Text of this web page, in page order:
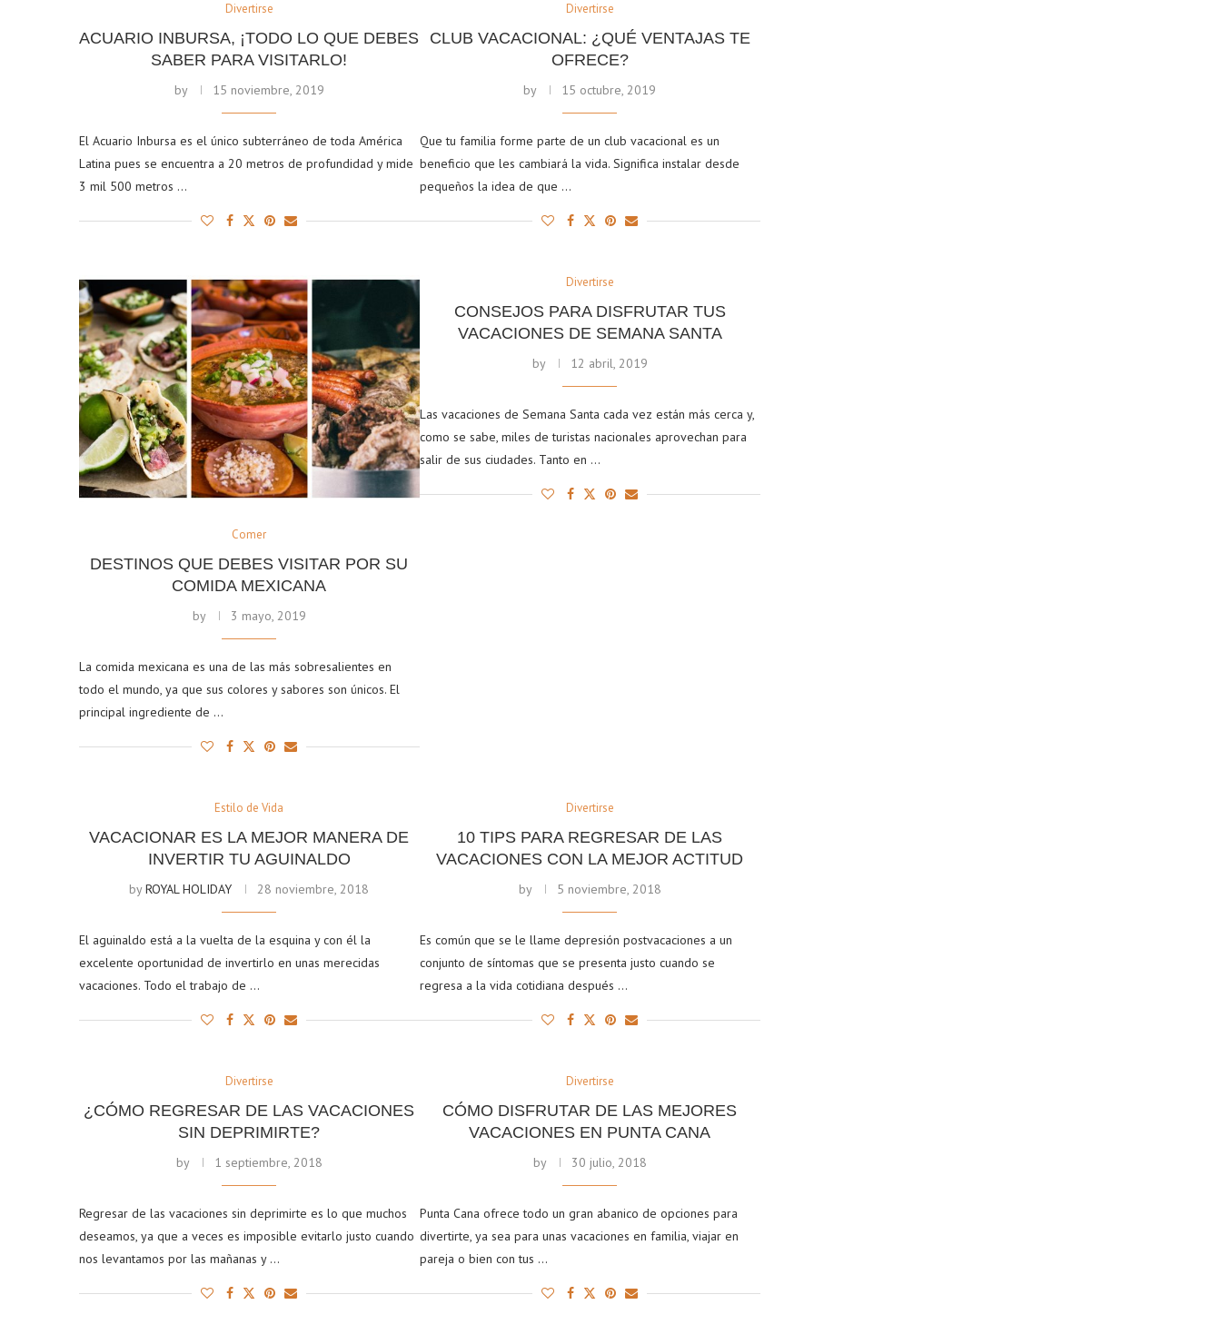
Divertirse
ACUARIO INBURSA, ¡TODO LO QUE DEBES
SABER PARA VISITARLO!
by 15 noviembre, 2019
El Acuario Inbursa es el único subterráneo de toda América
Latina pues se encuentra a 20 metros de profundidad y mide
3 mil 500 metros …
Divertirse
CLUB VACACIONAL: ¿QUÉ VENTAJAS TE
OFRECE?
by 15 octubre, 2019
Que tu familia forme parte de un club vacacional es un
beneficio que les cambiará la vida. Significa instalar desde
pequeños la idea de que …
Comer
DESTINOS QUE DEBES VISITAR POR SU
COMIDA MEXICANA
by 3 mayo, 2019
La comida mexicana es una de las más sobresalientes en
todo el mundo, ya que sus colores y sabores son únicos. El
principal ingrediente de …
Divertirse
CONSEJOS PARA DISFRUTAR TUS
VACACIONES DE SEMANA SANTA
by 12 abril, 2019
Las vacaciones de Semana Santa cada vez están más cerca y,
como se sabe, miles de turistas nacionales aprovechan para
salir de sus ciudades. Tanto en …
Estilo de Vida
VACACIONAR ES LA MEJOR MANERA DE
INVERTIR TU AGUINALDO
byROYAL HOLIDAY 28 noviembre, 2018
El aguinaldo está a la vuelta de la esquina y con él la
excelente oportunidad de invertirlo en unas merecidas
vacaciones. Todo el trabajo de …
Divertirse
10 TIPS PARA REGRESAR DE LAS
VACACIONES CON LA MEJOR ACTITUD
by 5 noviembre, 2018
Es común que se le llame depresión postvacaciones a un
conjunto de síntomas que se presenta justo cuando se
regresa a la vida cotidiana después …
Divertirse
¿CÓMO REGRESAR DE LAS VACACIONES
SIN DEPRIMIRTE?
by 1 septiembre, 2018
Regresar de las vacaciones sin deprimirte es lo que muchos
deseamos, ya que a veces es imposible evitarlo justo cuando
nos levantamos por las mañanas y …
Divertirse
CÓMO DISFRUTAR DE LAS MEJORES
VACACIONES EN PUNTA CANA
by 30 julio, 2018
Punta Cana ofrece todo un gran abanico de opciones para
divertirte, ya sea para unas vacaciones en familia, viajar en
pareja o bien con tus …